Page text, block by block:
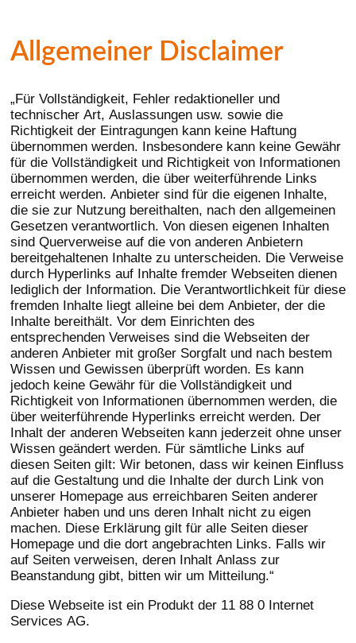
Allgemeiner Disclaimer
„Für Vollständigkeit, Fehler redaktioneller und
technischer Art, Auslassungen usw. sowie die
Richtigkeit der Eintragungen kann keine Haftung
übernommen werden. Insbesondere kann keine Gewähr
für die Vollständigkeit und Richtigkeit von Informationen
übernommen werden, die über weiterführende Links
erreicht werden. Anbieter sind für die eigenen Inhalte,
die sie zur Nutzung bereithalten, nach den allgemeinen
Gesetzen verantwortlich. Von diesen eigenen Inhalten
sind Querverweise auf die von anderen Anbietern
bereitgehaltenen Inhalte zu unterscheiden. Die Verweise
durch Hyperlinks auf Inhalte fremder Webseiten dienen
lediglich der Information. Die Verantwortlichkeit für diese
fremden Inhalte liegt alleine bei dem Anbieter, der die
Inhalte bereithält. Vor dem Einrichten des
entsprechenden Verweises sind die Webseiten der
anderen Anbieter mit großer Sorgfalt und nach bestem
Wissen und Gewissen überprüft worden. Es kann
jedoch keine Gewähr für die Vollständigkeit und
Richtigkeit von Informationen übernommen werden, die
über weiterführende Hyperlinks erreicht werden. Der
Inhalt der anderen Webseiten kann jederzeit ohne unser
Wissen geändert werden. Für sämtliche Links auf
diesen Seiten gilt: Wir betonen, dass wir keinen Einfluss
auf die Gestaltung und die Inhalte der durch Link von
unserer Homepage aus erreichbaren Seiten anderer
Anbieter haben und uns deren Inhalt nicht zu eigen
machen. Diese Erklärung gilt für alle Seiten dieser
Homepage und die dort angebrachten Links. Falls wir
auf Seiten verweisen, deren Inhalt Anlass zur
Beanstandung gibt, bitten wir um Mitteilung.“
Diese Webseite ist ein Produkt der 11 88 0 Internet
Services AG.